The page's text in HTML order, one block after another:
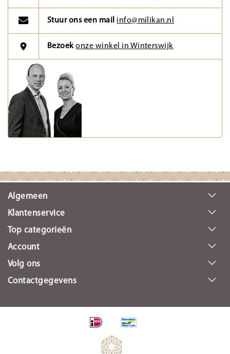
Stuur ons een mail info@milikan.nl
Bezoekonze winkel in Winterswijk
Algemeen
Klantenservice
Top categorieën
Account
Volg ons
Contactgegevens